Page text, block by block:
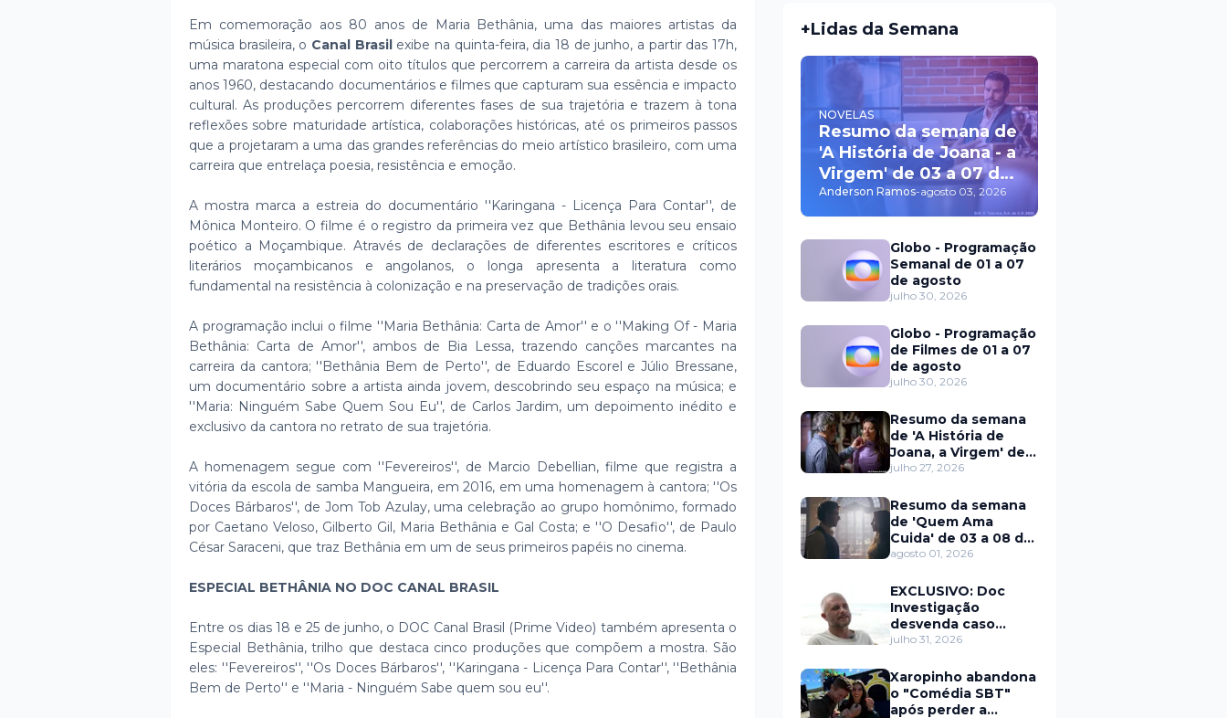
Em comemoração aos 80 anos de Maria Bethânia, uma das maiores artistas da
música brasileira, o Canal Brasilexibe na quinta-feira, dia 18 de junho, a partir das 17h,
uma maratona especial com oito títulos que percorrem a carreira da artista desde os
anos 1960, destacando documentários e filmes que capturam sua essência e impacto
cultural. As produções percorrem diferentes fases de sua trajetória e trazem à tona
reflexões sobre maturidade artística, colaborações históricas, até os primeiros passos
que a projetaram a uma das grandes referências do meio artístico brasileiro, com uma
carreira que entrelaça poesia, resistência e emoção.
A mostra marca a estreia do documentário ''Karingana - Licença Para Contar'', de
Mônica Monteiro. O filme é o registro da primeira vez que Bethânia levou seu ensaio
poético a Moçambique. Através de declarações de diferentes escritores e críticos
literários moçambicanos e angolanos, o longa apresenta a literatura como
fundamental na resistência à colonização e na preservação de tradições orais.
A programação inclui o filme ''Maria Bethânia: Carta de Amor'' e o ''Making Of - Maria
Bethânia: Carta de Amor'', ambos de Bia Lessa, trazendo canções marcantes na
carreira da cantora; ''Bethânia Bem de Perto'', de Eduardo Escorel e Júlio Bressane,
um documentário sobre a artista ainda jovem, descobrindo seu espaço na música; e
''Maria: Ninguém Sabe Quem Sou Eu'', de Carlos Jardim, um depoimento inédito e
exclusivo da cantora no retrato de sua trajetória.
A homenagem segue com ''Fevereiros'', de Marcio Debellian, filme que registra a
vitória da escola de samba Mangueira, em 2016, em uma homenagem à cantora; ''Os
Doces Bárbaros'', de Jom Tob Azulay, uma celebração ao grupo homônimo, formado
por Caetano Veloso, Gilberto Gil, Maria Bethânia e Gal Costa; e ''O Desafio'', de Paulo
César Saraceni, que traz Bethânia em um de seus primeiros papéis no cinema.
ESPECIAL BETHÂNIA NO DOC CANAL BRASIL
Entre os dias 18 e 25 de junho, o DOC Canal Brasil (Prime Video) também apresenta o
Especial Bethânia, trilho que destaca cinco produções que compõem a mostra. São
eles: ''Fevereiros'', ''Os Doces Bárbaros'', ''Karingana - Licença Para Contar'', ''Bethânia
Bem de Perto'' e ''Maria - Ninguém Sabe quem sou eu''.
+Lidas da Semana
NOVELAS
Resumo da semana de
'A História de Joana - a
Virgem' de 03 a 07 de
agosto
Anderson Ramos-agosto 03, 2026
Globo - Programação
Semanal de 01 a 07
de agosto
julho 30, 2026
Globo - Programação
de Filmes de 01 a 07
de agosto
julho 30, 2026
Resumo da semana
de 'A História de
Joana, a Virgem' de
27 a 31 de julho
julho 27, 2026
Resumo da semana
de 'Quem Ama
Cuida' de 03 a 08 de
agosto
agosto 01, 2026
EXCLUSIVO: Doc
Investigação
desvenda caso
Eduardo Martins e
trás de fraude
internacional
julho 31, 2026
Xaropinho abandona
o "Comédia SBT"
após perder a